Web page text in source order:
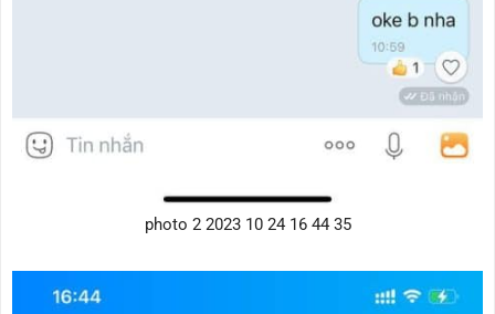
photo 2 2023 10 24 16 44 35